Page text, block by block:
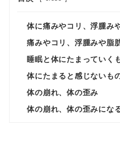
体に痛みやコリ、浮腫み
痛みやコリ、浮腫みや脂
睡眠と体にたまっていく
体にたまると感じないも
体の崩れ、体の歪み
体の崩れ、体の歪みにな